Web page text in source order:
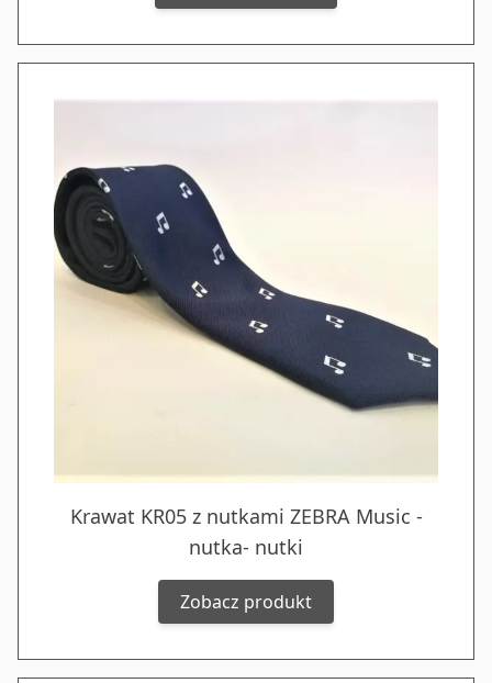
Krawat KR05 z nutkami ZEBRA Music -
nutka- nutki
Zobacz produkt